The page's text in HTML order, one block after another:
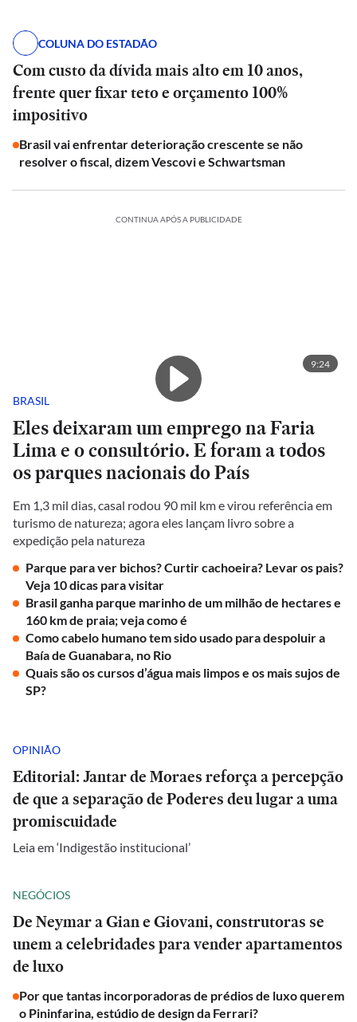
COLUNA DO ESTADÃO
Com custo da dívida mais alto em 10 anos,
frente quer fixar teto e orçamento 100%
impositivo
Brasil vai enfrentar deterioração crescente se não
resolver o fiscal, dizem Vescovi e Schwartsman
CONTINUA APÓS A PUBLICIDADE
9:24
BRASIL
Eles deixaram um emprego na Faria
Lima e o consultório. E foram a todos
os parques nacionais do País
Em 1,3 mil dias, casal rodou 90 mil km e virou referência em
turismo de natureza; agora eles lançam livro sobre a
expedição pela natureza
Parque para ver bichos? Curtir cachoeira? Levar os pais?
Veja 10 dicas para visitar
Brasil ganha parque marinho de um milhão de hectares e
160 km de praia; veja como é
Como cabelo humano tem sido usado para despoluir a
Baía de Guanabara, no Rio
Quais são os cursos d’água mais limpos e os mais sujos de
SP?
OPINIÃO
Editorial: Jantar de Moraes reforça a percepção
de que a separação de Poderes deu lugar a uma
promiscuidade
Leia em ‘Indigestão institucional’
NEGÓCIOS
De Neymar a Gian e Giovani, construtoras se
unem a celebridades para vender apartamentos
de luxo
Por que tantas incorporadoras de prédios de luxo querem
o Pininfarina, estúdio de design da Ferrari?